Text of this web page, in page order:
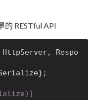
的 RESTful API
Respo